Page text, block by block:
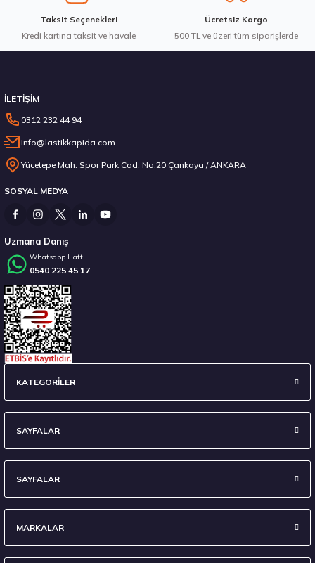
14.267,00 ₺
Stokta 12 Adet
Taksit Seçenekleri
Kredi kartına taksit ve havale
Ücretsiz Kargo
500 TL ve üzeri tüm siparişlerde
İLETİŞİM
0312 232 44 94
info@lastikkapida.com
Yücetepe Mah. Spor Park Cad. No:20 Çankaya / ANKARA
SOSYAL MEDYA
Uzmana Danış
Whatsapp Hattı
0540 225 45 17
KATEGORİLER
SAYFALAR
SAYFALAR
MARKALAR